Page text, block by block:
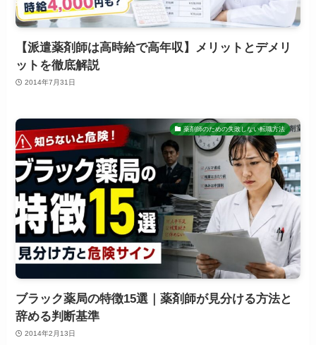
【派遣薬剤師は高時給で高年収】メリットとデメリ
ットを徹底解説
2014年7月31日
薬剤師のための失敗しない転職方法
ブラック薬局の特徴15選｜薬剤師が見分ける方法と
辞める判断基準
2014年2月13日